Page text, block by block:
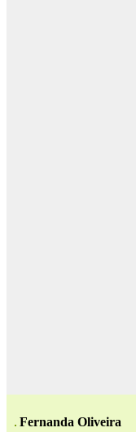
Fernanda Oliveira